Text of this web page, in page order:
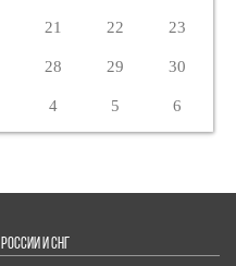
21 22 23
28 29 30
4 5 6
И СНГ